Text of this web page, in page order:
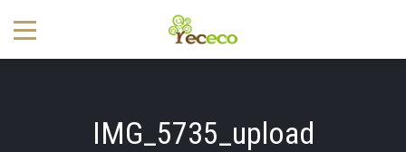
IMG_5735_upload